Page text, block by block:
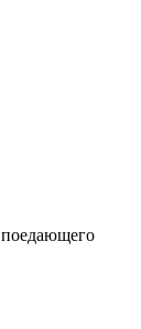
поедающего